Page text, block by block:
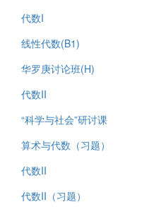
代数I
线性代数(B1)
华罗庚讨论班(H)
代数II
“科学与社会”研讨课
算术与代数（习题）
代数II
代数II（习题）